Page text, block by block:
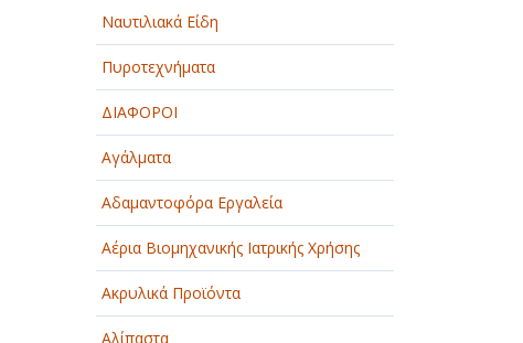
Ναυτιλιακά Είδη
Πυροτεχνήματα
ΔΙΑΦΟΡΟΙ
Αγάλματα
Αδαμαντοφόρα Εργαλεία
Αέρια Βιομηχανικής Ιατρικής Χρήσης
Ακρυλικά Προϊόντα
Αλίπαστα